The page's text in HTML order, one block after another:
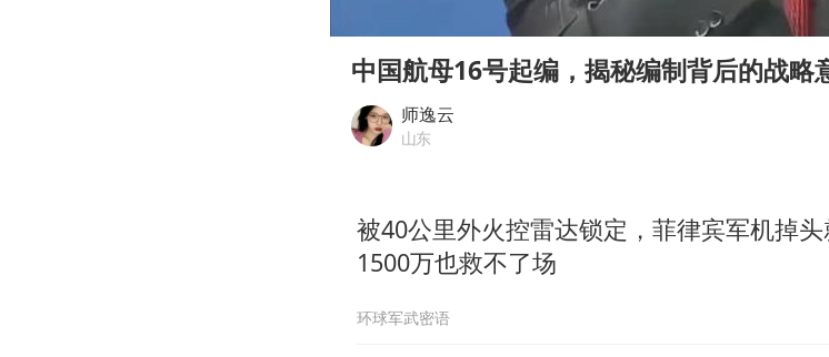
我国编制完成新版全月地质图
现代版摸金校尉落网查获400多枚
深圳地面沉降致车辆损坏系谣言
奋进开新局 实干挑大梁
中国航母16号起编，揭秘编制背后的战略
师逸云
山东
被40公里外火控雷达锁定，菲律宾军机掉
1500万也救不了场
环球军武密语